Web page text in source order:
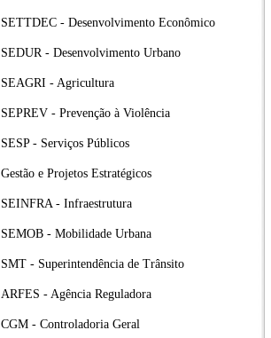
SETTDEC - Desenvolvimento Econômico
SEDUR - Desenvolvimento Urbano
SEAGRI - Agricultura
SEPREV - Prevenção à Violência
SESP - Serviços Públicos
Gestão e Projetos Estratégicos
SEINFRA - Infraestrutura
SEMOB - Mobilidade Urbana
SMT - Superintendência de Trânsito
ARFES - Agência Reguladora
CGM - Controladoria Geral